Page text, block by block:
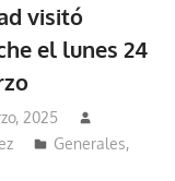
visitó
el lunes 24
2025
Generales,